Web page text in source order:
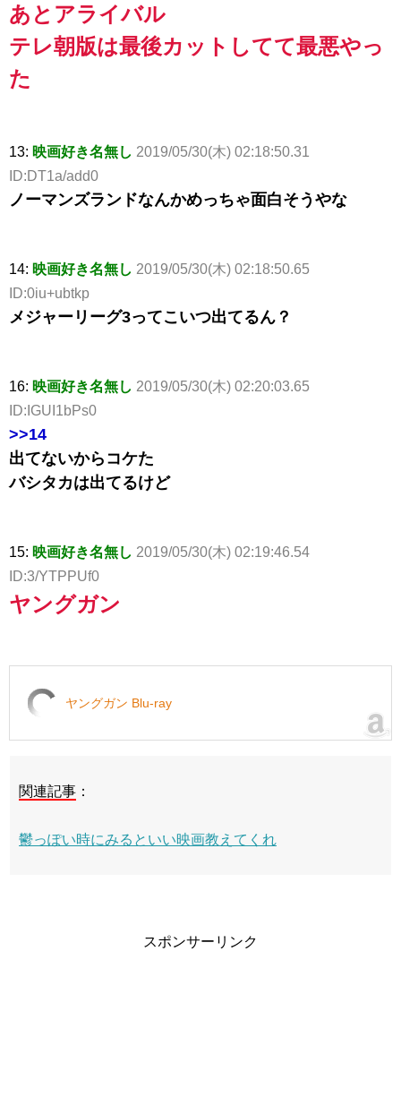
あとアライバル
テレ朝版は最後カットしてて最悪やっ
た
13: 映画好き名無し 2019/05/30(木) 02:18:50.31
ID:DT1a/add0
ノーマンズランドなんかめっちゃ面白そうやな
14: 映画好き名無し 2019/05/30(木) 02:18:50.65
ID:0iu+ubtkp
メジャーリーグ3ってこいつ出てるん？
16: 映画好き名無し 2019/05/30(木) 02:20:03.65
ID:IGUI1bPs0
>>14
出てないからコケた
バシタカは出てるけど
15: 映画好き名無し 2019/05/30(木) 02:19:46.54
ID:3/YTPPUf0
ヤングガン
ヤングガン Blu-ray
関連記事 ：
鬱っぽい時にみるといい映画教えてくれ
スポンサーリンク